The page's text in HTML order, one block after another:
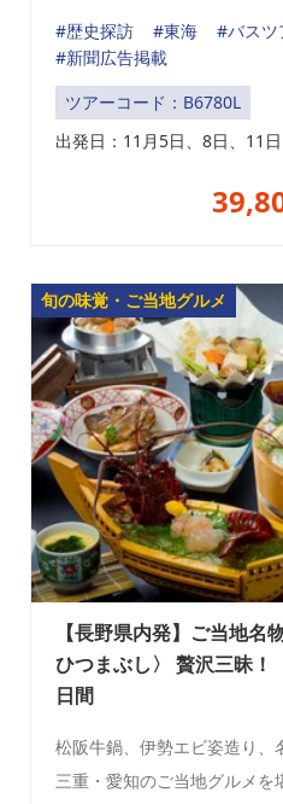
#歴史探訪
#東海 #バスツ
#新聞広告掲載
ツアーコード：B6780L
出発日： 11月5日、8日、11
旬の味覚・ご当地グルメ
【長野県内発】ご当地名
ひつまぶし〉 贅沢三昧
日間
松阪牛鍋、伊勢エビ姿造り、
三重・愛知のご当地グルメを